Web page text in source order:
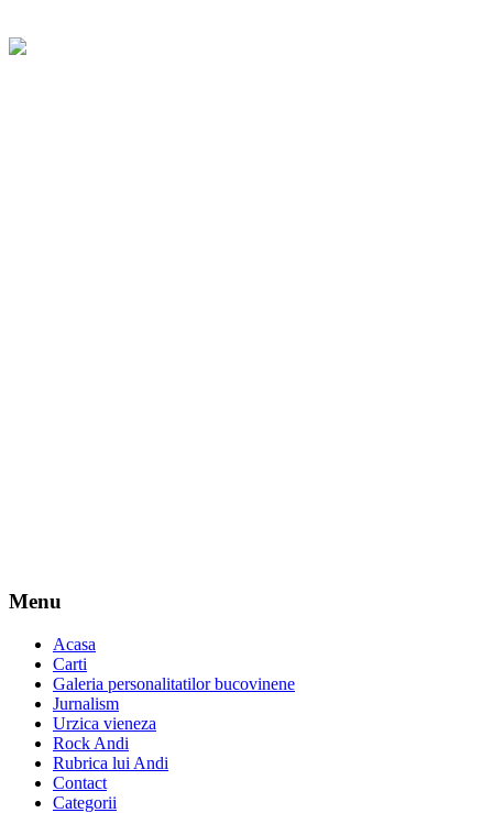
Menu
Acasa
Carti
Galeria personalitatilor bucovinene
Jurnalism
Urzica vieneza
Rock Andi
Rubrica lui Andi
Contact
Categorii